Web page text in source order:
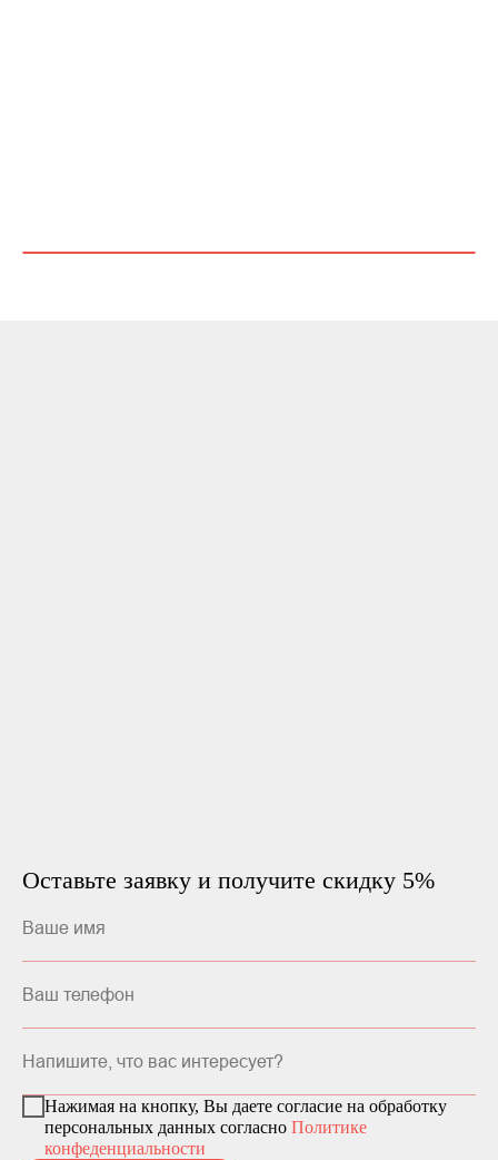
Оставьте заявку и получите скидку 5%
Нажимая на кнопку, Вы даете согласие на обработку
персональных данных согласно Политике
конфеденциальности